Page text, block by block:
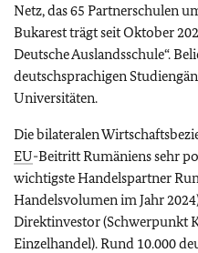
Netz, das 65 Partnerschulen
Bukarest trägt seit Oktober
Deutsche Auslandsschule“.
deutschsprachigen
Universitäten.
Die bilateralen
EU-Beitritt Rumäniens sehr
wichtigste Handelspartner
Handelsvolumen im Jahr
Direktinvestor (Schwerpunkt
Einzelhandel). Rund 10.000